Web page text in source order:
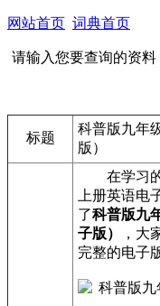
网站首页 词典首页
请输入您要查询的资料
标题
科普版九年
版）
在学习的
上册英语电
了科普版九
子版）
，大
完整的电子